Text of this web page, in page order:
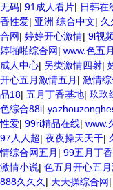
无码| 91成人看片| 日韩在
香性爱| 亚洲 综合中文| 久
合网| 婷婷开心激情| 9l视
婷啪啪综合网| www.色五月
成人中心| 另类激情四射|
开心五月激情五月 | 激情
品18| 五月丁香基地| 玖玖
色综合88i|
性爱| 99ri精品在线| www.
97人人超| 夜夜操天天干|
情综合网五月 | 99五月丁
激情小说| 色五月开心五月
888久久久 | 天天操综合网|